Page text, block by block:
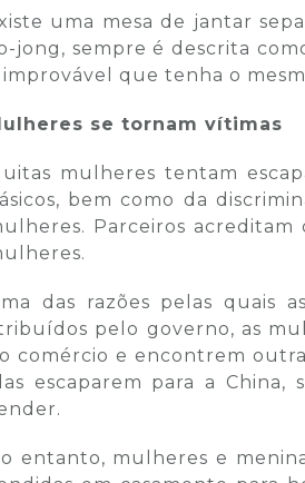
uma mesa de jantar
jong, sempre é descrita
improvável que tenha o
se tornam vítimas
mulheres tentam
bem como da
Parceiros
das razões pelas quais
pelo governo, as
comércio e encontrem
escaparem para a
entanto, mulheres e